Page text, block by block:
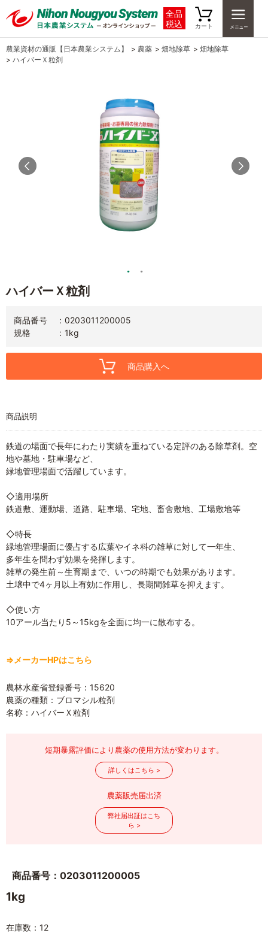
全品
税込
カート
農業資材の通販【日本農業システム】 > 農薬 > 畑地除草 > 畑地除草
> ハイバーＸ粒剤
ハイバーＸ粒剤
商品番号
0203011200005
規格
1kg
商品購入へ
商品説明
鉄道の場面で長年にわたり実績を重ねている定評のある除草剤。空
地や墓地・駐車場など、
緑地管理場面で活躍しています。
◇適用場所
鉄道敷、運動場、道路、駐車場、宅地、畜舎敷地、工場敷地等
◇特長
緑地管理場面に優占する広葉やイネ科の雑草に対して一年生、
多年生を問わず効果を発揮します。
雑草の発生前～生育期まで、いつの時期でも効果があります。
土壌中で4ヶ月以上有効に作用し、長期間雑草を抑えます。
◇使い方
10アール当たり5～15kgを全面に均一に散布する。
⇒メーカーHPはこちら
農林水産省登録番号：15620
農薬の種類：ブロマシル粒剤
名称：ハイバーＸ粒剤
短期暴露評価により農薬の使用方法が変わります。
詳しくはこちら >
農薬販売届出済
弊社届出証はこち
ら >
商品番号：0203011200005
1kg
在庫数：12